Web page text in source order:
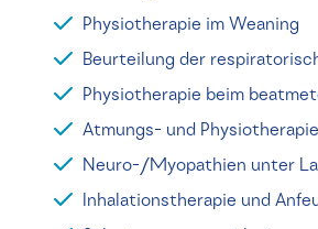
Physiotherapie im Weaning
Beurteilung der
Physiotherapie beim
Atmungs- und
Neuro-/Myopathien unter
Inhalationstherapie und